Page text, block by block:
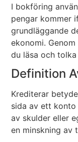
I bokföring
pengar kommer
grundläggande
ekonomi.
du läsa och
Definition
Krediterar
sida av ett
av skulder eller
en minskning av